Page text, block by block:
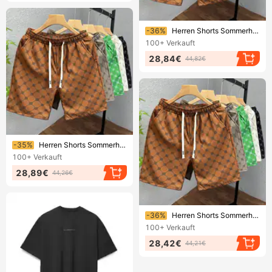
Endet bald!
-36%
Herren Shorts Sommerhose Bedruckte Herren Eisseide Atmungsaktive Freizeithose Strandmode Laufsport Basketballhose
100+ Verkauft
28,84€ 44,82€
Endet bald!
-35%
Herren Shorts Sommerhose Bedruckte Herren Eisseide Atmungsaktive Freizeithose Strandmode Laufsport Basketballhose
100+ Verkauft
28,89€ 44,26€
Endet bald!
-36%
Herren Shorts Sommerhose Bedruckte Herren Eisseide Atmungsaktive Freizeithose Strandmode Laufsport Basketballhose
100+ Verkauft
28,42€ 44,21€